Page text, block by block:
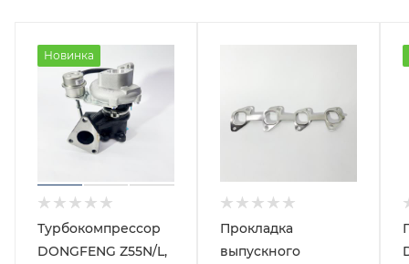
Новинка
Турбокомпрессор
DONGFENG Z55N/L,
Прокладка
выпускного